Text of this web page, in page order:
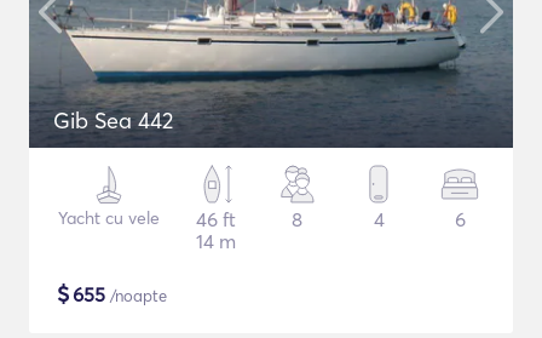
Gib Sea 442
Yacht cu vele
46 ft
14 m
8 4 6
$655 /noapte